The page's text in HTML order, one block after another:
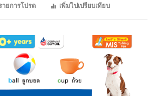
ายการโปรด
เพิ่มไปเปรียบเทียบ